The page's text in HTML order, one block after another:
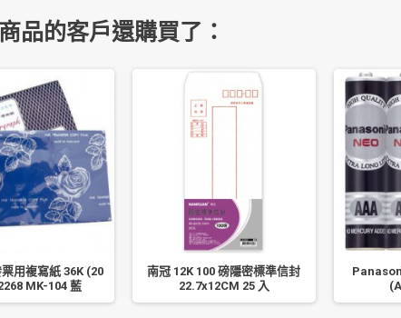
品的客戶還購買了：
用複寫紙 36K (20
MK-104 藍
南冠 12K 100 磅隱密標準信封
22.7x12CM 25 入